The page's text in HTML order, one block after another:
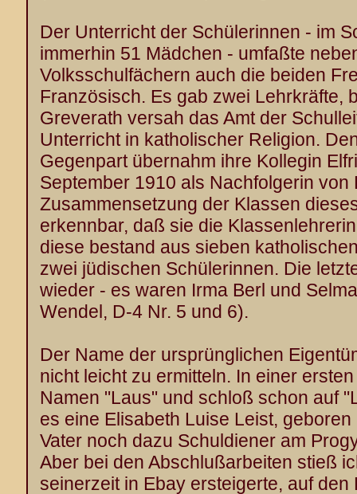
Der Unterricht der Schülerinnen - im
immerhin 51 Mädchen - umfaßte
Volksschulfächern auch die beiden
Französisch. Es gab zwei Lehrkräfte,
Greverath versah das Amt der
Unterricht in katholischer Religion.
Gegenpart übernahm ihre Kollegin
September 1910 als Nachfolgerin
Zusammensetzung der Klassen
erkennbar, daß sie die
diese bestand aus sieben
zwei jüdischen Schülerinnen. Die
wieder - es waren Irma Berl und
Wendel, D-4 Nr. 5 und 6).
Der Name der ursprünglichen
nicht leicht zu ermitteln. In einer
Namen "Laus" und schloß schon auf
es eine Elisabeth Luise Leist,
Vater noch dazu Schuldiener am
Aber bei den Abschlußarbeiten stieß
seinerzeit in Ebay ersteigerte, auf